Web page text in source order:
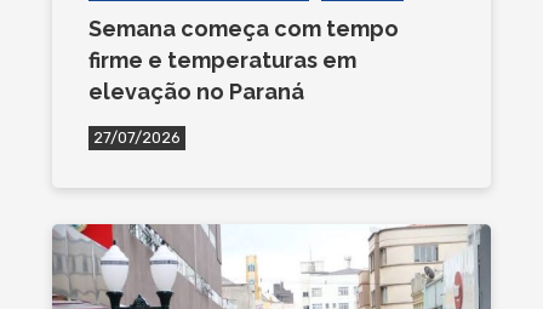
Semana começa com tempo
firme e temperaturas em
elevação no Paraná
27/07/2026